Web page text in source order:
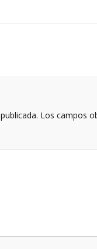
Los campos